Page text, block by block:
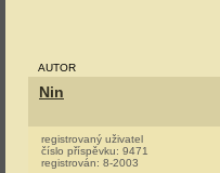
AUTOR
Nin
registrovaný uživatel
číslo příspěvku: 9471
registrován: 8-2003